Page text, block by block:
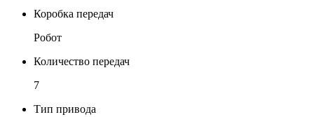
Коробка передач
Робот
Количество передач
7
Тип привода